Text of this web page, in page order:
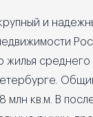
крупный и
жилья
млн кв.м. В